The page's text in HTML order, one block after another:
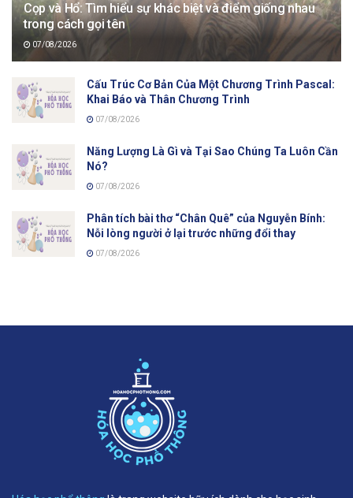
Cọp và Hổ: Tìm hiểu sự khác biệt và điểm giống nhau
trong cách gọi tên
07/08/2026
Cấu Trúc Cơ Bản Của Một Chương Trình Pascal:
Khai Báo và Thân Chương Trình
07/08/2026
Năng Lượng Là Gì và Tại Sao Chúng Ta Luôn Cần
Nó?
07/08/2026
Phân tích bài thơ “Chân Quê” của Nguyễn Bính:
Nỗi lòng người ở lại trước những đổi thay
07/08/2026